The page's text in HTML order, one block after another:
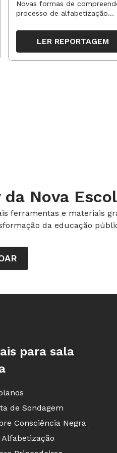
Novas formas de
processo de alfabetização
influenciaram políticas e
práticas, transformando o
da leitura e da escrita
LER REPORTAGEM
Nova
ferramentas e materiais
da educação
para sala
de Sondagem
Consciência Negra
Alfabetização